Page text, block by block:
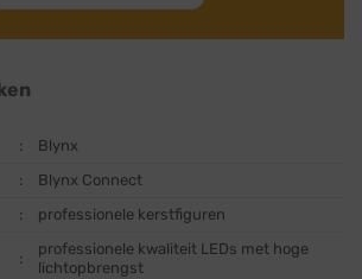
:
Blynx
:
Blynx Connect
: professionele kerstfiguren
:
professionele kwaliteit LEDs met hoge
lichtopbrengst